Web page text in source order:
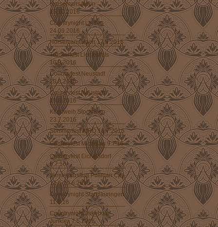
Horsemansaloon
15.10.2016
Countrynight Linden
24.09.2016
Horsemansaloon 17.9.2016
Truckerfest Lichtenfels
10.9.2016
Countryfest Neustadt
20.8.2016
Countryfest Neustadt
19.8.2016
Kirchweih Stockheim
23.7.2016
Sommerfest MRD 16.7.2016
Countryfest Michelau 9.7.16
Countryfest Eichelsdorf
8.7.16
Vereinsausflug Pullman City
17.6-19.6.2016
Countrynight Stadtlauringen
11.6.16
Countrynight Jukebox
Junkies 7.5.2016